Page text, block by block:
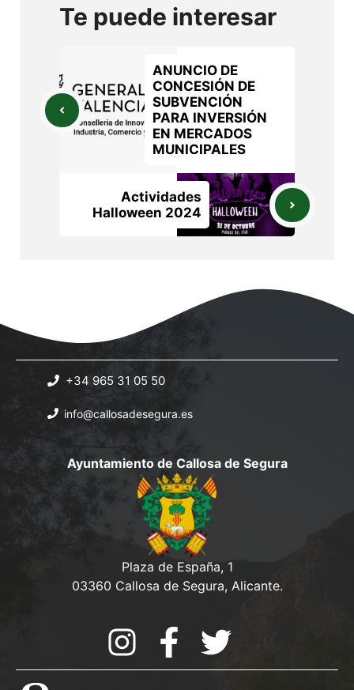
Te puede interesar
ANUNCIO DE
CONCESIÓN DE
SUBVENCIÓN
PARA INVERSIÓN
EN MERCADOS
MUNICIPALES
Actividades
Halloween 2024
+34 965 31 05 50
info@callosadesegura.es
Ayuntamiento de Callosa de Segura
Plaza de España, 1
03360 Callosa de Segura, Alicante.